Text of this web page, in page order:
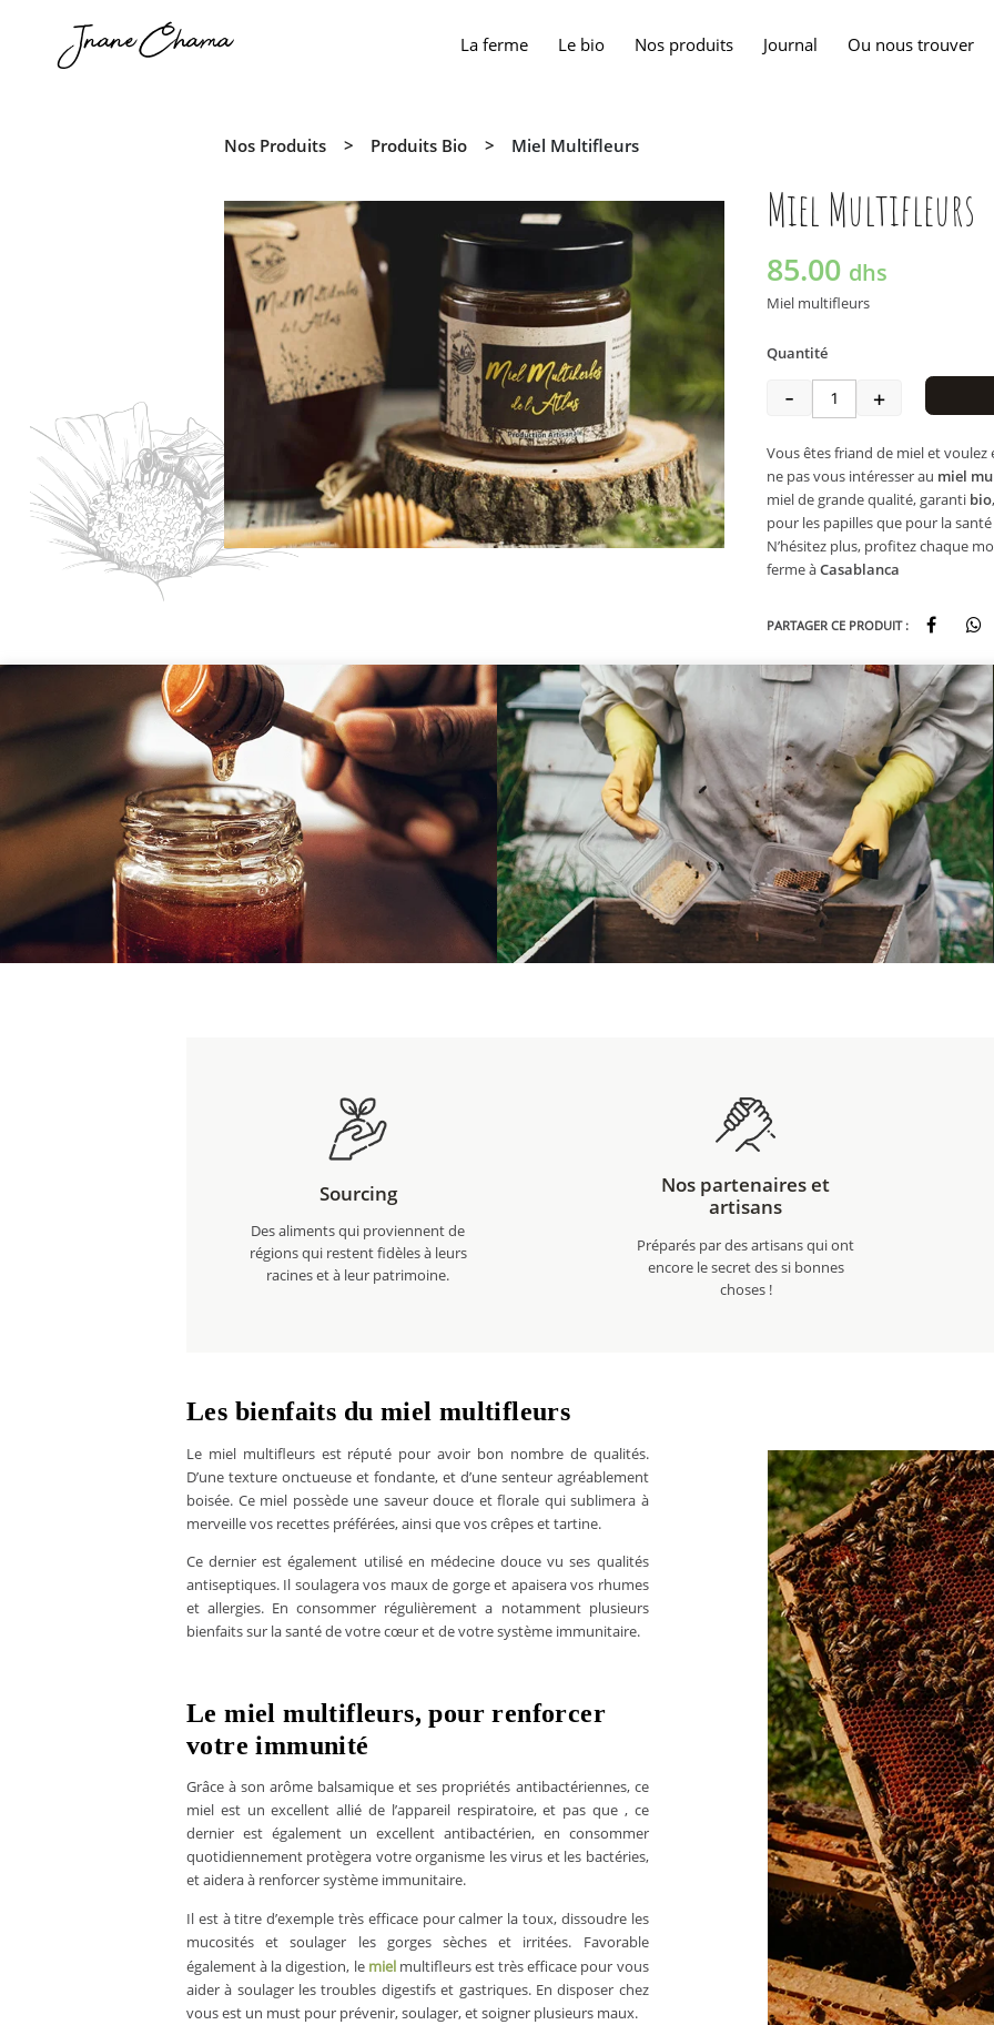
Jnane Chama La ferme Le bio Nos produits Journal Ou nous trouver
Nos Produits Produits Bio Miel Multifleurs
Miel Multifleurs
85.00 dhs
Miel multifleurs
Quantité
quantité de Miel
- +
Vous êtes friand de miel et
ne pas vous intéresser au miel
miel de grande qualité, garanti bio
pour les papilles que pour la santé
N’hésitez plus, profitez chaque
ferme àCasablanca
PARTAGER CE PRODUIT :
Sourcing
Des aliments qui proviennent de
régions qui restent fidèles à leurs
racines et à leur patrimoine.
Nos partenaires et
artisans
Préparés par des artisans qui ont
encore le secret des si bonnes
choses !
Les bienfaits du miel multifleurs
Le miel multifleurs est réputé pour avoir bon nombre de qualités.
D’une texture onctueuse et fondante, et d’une senteur agréablement
boisée. Ce miel possède une saveur douce et florale qui sublimera à
merveille vos recettes préférées, ainsi que vos crêpes et tartine.
Ce dernier est également utilisé en médecine douce vu ses qualités
antiseptiques. Il soulagera vos maux de gorge et apaisera vos rhumes
et allergies. En consommer régulièrement a notamment plusieurs
bienfaits sur la santé de votre cœur et de votre système immunitaire.
Le miel multifleurs, pour renforcer
votre immunité
Grâce à son arôme balsamique et ses propriétés antibactériennes, ce
miel est un excellent allié de l’appareil respiratoire, et pas que , ce
dernier est également un excellent antibactérien, en consommer
quotidiennement protègera votre organisme les virus et les bactéries,
et aidera à renforcer système immunitaire.
Il est à titre d’exemple très efficace pour calmer la toux, dissoudre les
mucosités et soulager les gorges sèches et irritées. Favorable
également à la digestion, lemielmultifleurs est très efficace pour vous
aider à soulager les troubles digestifs et gastriques. En disposer chez
vous est un must pour prévenir, soulager, et soigner plusieurs maux.